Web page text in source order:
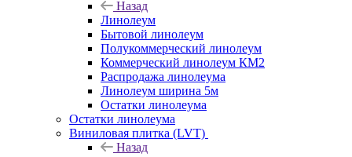
Назад
Линолеум
Бытовой линолеум
Полукоммерческий линолеум
Коммерческий линолеум КМ2
Распродажа линолеума
Линолеум ширина 5м
Остатки линолеума
Остатки линолеума
Виниловая плитка (LVT)
Назад